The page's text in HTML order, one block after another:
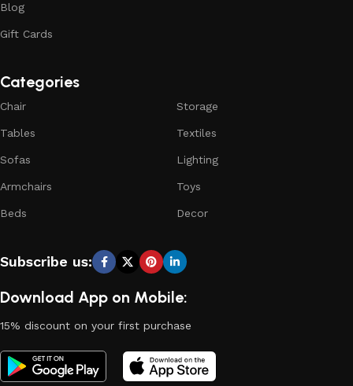
Blog
Gift Cards
Categories
Chair
Tables
Sofas
Armchairs
Beds
Storage
Textiles
Lighting
Toys
Decor
Subscribe us:
Download App on Mobile:
15% discount on your first purchase